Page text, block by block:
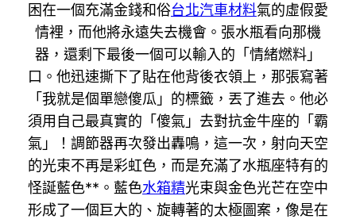
困在一個充滿金錢和俗台北汽車材料氣的虛假愛
情裡，而他將永遠失去機會。張水瓶看向那機
器，還剩下最後一個可以輸入的「情緒燃料」
口。他迅速撕下了貼在他背後衣領上，那張寫著
「我就是個單戀傻瓜」的標籤，丟了進去。他必
須用自己最真實的「傻氣」去對抗金牛座的「霸
氣」！調節器再次發出轟鳴，這一次，射向天空
的光束不再是彩虹色，而是充滿了水瓶座特有的
怪誕藍色**。藍色水箱精光束與金色光芒在空中
形成了一個巨大的、旋轉著的太極圖案，像是在